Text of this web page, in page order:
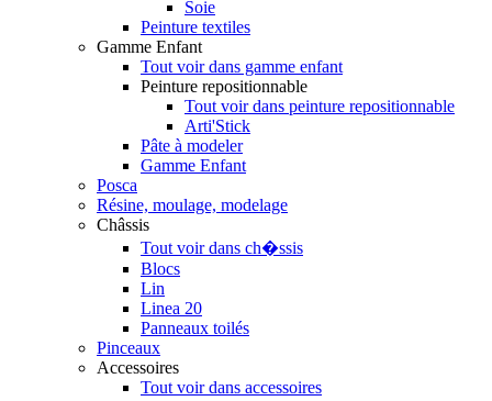
Soie
Peinture textiles
Gamme Enfant
Tout voir dans gamme enfant
Peinture repositionnable
Tout voir dans peinture repositionnable
Arti'Stick
Pâte à modeler
Gamme Enfant
Posca
Résine, moulage, modelage
Châssis
Tout voir dans ch�ssis
Blocs
Lin
Linea 20
Panneaux toilés
Pinceaux
Accessoires
Tout voir dans accessoires